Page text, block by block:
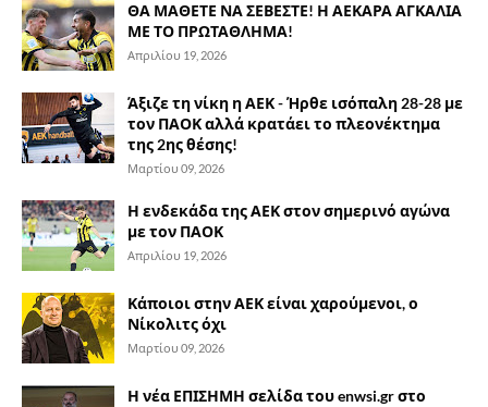
ΘΑ ΜΑΘΕΤΕ ΝΑ ΣΕΒΕΣΤΕ! Η ΑΕΚΑΡΑ ΑΓΚΑΛΙΑ
ΜΕ ΤΟ ΠΡΩΤΑΘΛΗΜΑ!
Απριλίου 19, 2026
Άξιζε τη νίκη η ΑΕΚ - Ήρθε ισόπαλη 28-28 με
τον ΠΑΟΚ αλλά κρατάει το πλεονέκτημα
της 2ης θέσης!
Μαρτίου 09, 2026
Η ενδεκάδα της ΑΕΚ στον σημερινό αγώνα
με τον ΠΑΟΚ
Απριλίου 19, 2026
Κάποιοι στην ΑΕΚ είναι χαρούμενοι, ο
Νίκολιτς όχι
Μαρτίου 09, 2026
Η νέα ΕΠΙΣΗΜΗ σελίδα του enwsi.gr στο